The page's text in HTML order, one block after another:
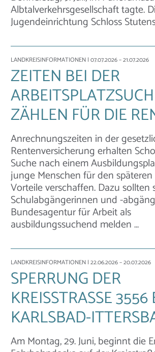
Albtalverkehrsgesellschaft tagte.
Jugendeinrichtung Schloss
LANDKREISINFORMATIONEN | 07.07.2026 – 21.07.2026
ZEITEN BEI DER
ZÄHLEN FÜR DIE
Anrechnungszeiten in der
Rentenversicherung erhalten
Suche nach einem
junge Menschen für den
Vorteile verschaffen. Dazu sollten
Schulabgängerinnen und -
Bundesagentur für Arbeit als
ausbildungssuchend melden …
LANDKREISINFORMATIONEN | 22.06.2026 – 20.07.2026
SPERRUNG DER
KREISSTRASSE 3556
ARLSBAD-
Am Montag, 29. Juni, beginnt die